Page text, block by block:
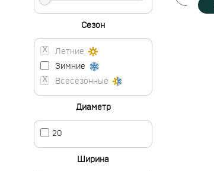
Сезон
Летние
Зимние
Всесезонные
Диаметр
20
Ширина